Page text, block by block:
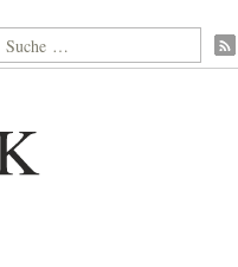
nach: